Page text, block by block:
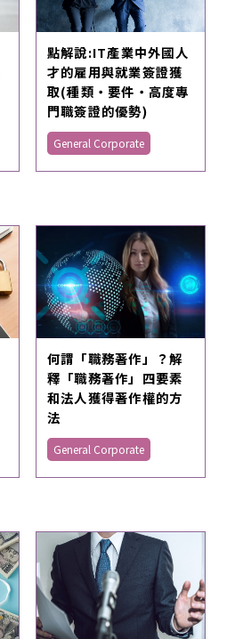
點解說:IT產業中外國人
才的雇用與就業簽證獲
取(種類・要件・高度專
門職簽證的優勢)
General Corporate
何謂「職務著作」？解
釋「職務著作」四要素
和法人獲得著作權的方
法
General Corporate